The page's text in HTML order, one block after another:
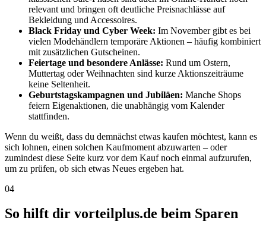
relevant und bringen oft deutliche Preisnachlässe auf
Bekleidung und Accessoires.
Black Friday und Cyber Week: Im November gibt es bei
vielen Modehändlern temporäre Aktionen – häufig kombiniert
mit zusätzlichen Gutscheinen.
Feiertage und besondere Anlässe: Rund um Ostern,
Muttertag oder Weihnachten sind kurze Aktionszeiträume
keine Seltenheit.
Geburtstagskampagnen und Jubiläen: Manche Shops
feiern Eigenaktionen, die unabhängig vom Kalender
stattfinden.
Wenn du weißt, dass du demnächst etwas kaufen möchtest, kann es
sich lohnen, einen solchen Kaufmoment abzuwarten – oder
zumindest diese Seite kurz vor dem Kauf noch einmal aufzurufen,
um zu prüfen, ob sich etwas Neues ergeben hat.
04
So hilft dir vorteilplus.de beim Sparen